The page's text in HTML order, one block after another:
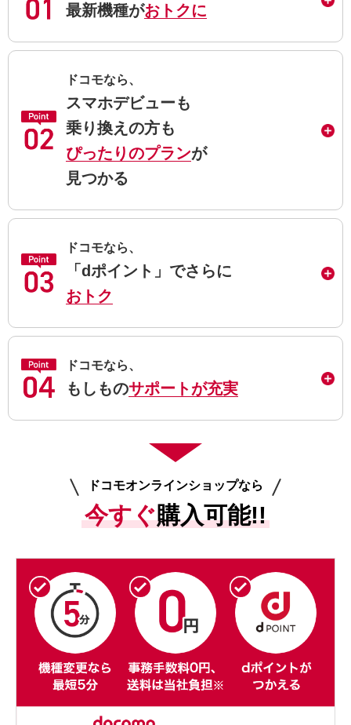
最新機種がおトクに
ドコモなら、
スマホデビューも
乗り換えの方も
ぴったりのプランが
見つかる
ドコモなら、
「dポイント」でさらに
おトク
ドコモなら、
もしものサポートが充実
ドコモオンラインショップなら
今すぐ購入可能!!